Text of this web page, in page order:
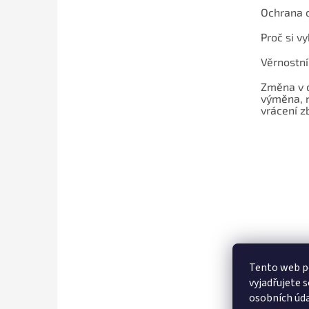
Tento web
vyjadřujete
osobních
Ochrana
Proč si
Změna v
výměna,
vrácení